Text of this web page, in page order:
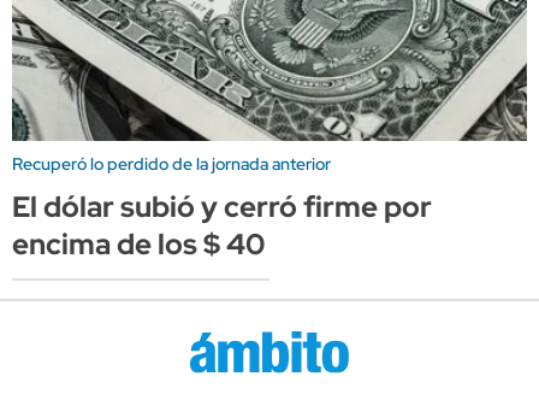
Recuperó lo perdido de la jornada anterior
El dólar subió y cerró firme por
encima de los $ 40